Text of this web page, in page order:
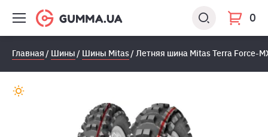
0
Главная Шины Шины Mitas Летняя шина Mitas Terra Force-